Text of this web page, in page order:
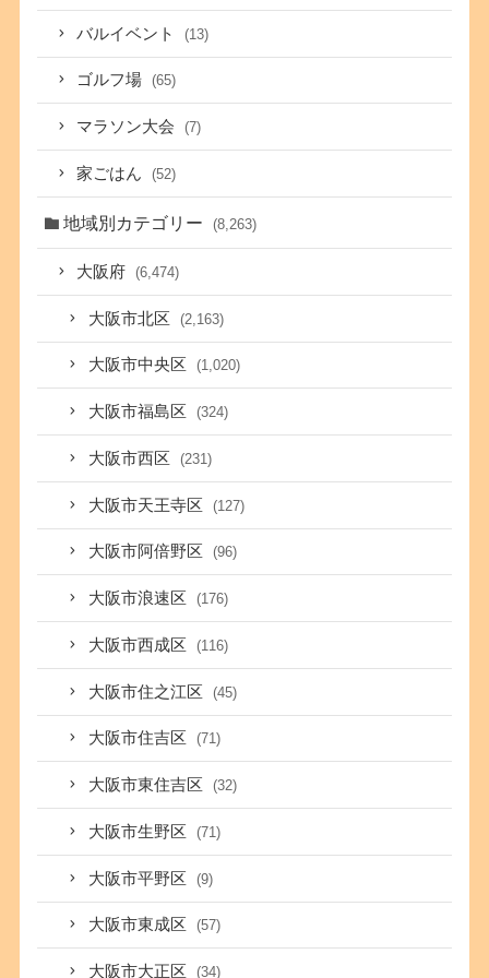
バルイベント (13)
ゴルフ場 (65)
マラソン大会 (7)
家ごはん (52)
地域別カテゴリー (8,263)
大阪府 (6,474)
大阪市北区 (2,163)
大阪市中央区 (1,020)
大阪市福島区 (324)
大阪市西区 (231)
大阪市天王寺区 (127)
大阪市阿倍野区 (96)
大阪市浪速区 (176)
大阪市西成区 (116)
大阪市住之江区 (45)
大阪市住吉区 (71)
大阪市東住吉区 (32)
大阪市生野区 (71)
大阪市平野区 (9)
大阪市東成区 (57)
大阪市大正区 (34)